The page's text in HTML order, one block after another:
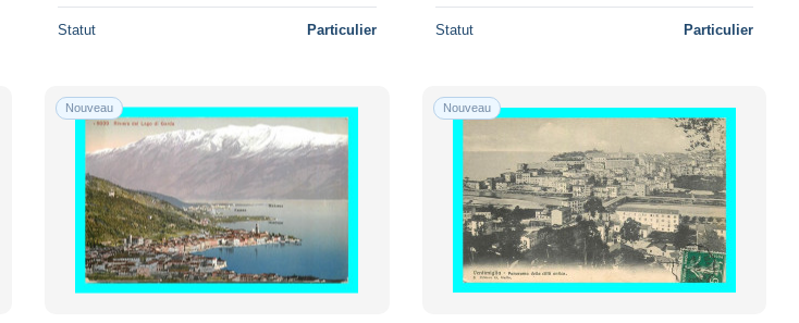
Statut Particulier Statut Particulier
Nouveau Nouveau